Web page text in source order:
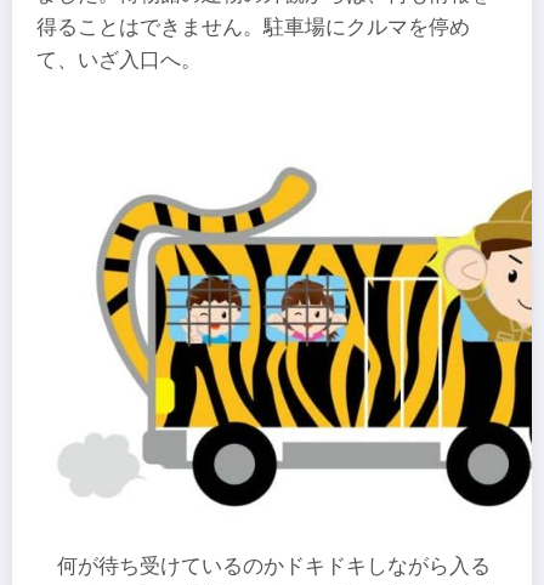
得ることはできません。駐車場にクルマを停め
て、いざ入口へ。
何が待ち受けているのかドキドキしながら入る